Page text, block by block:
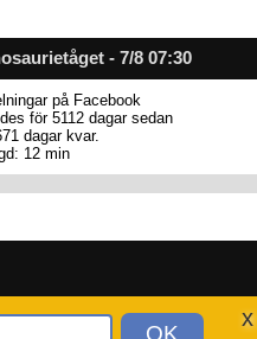
x
- 7/8 07:30
på Facebook
för 5112 dagar sedan
dagar kvar.
12 min